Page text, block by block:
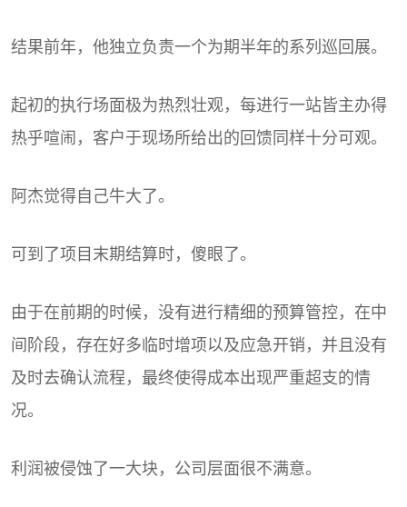
结果前年，他独立负责一个为期半年的系列巡回展。
起初的执行场面极为热烈壮观，每进行一站皆主办得
热乎喧闹，客户于现场所给出的回馈同样十分可观。
阿杰觉得自己牛大了。
可到了项目末期结算时，傻眼了。
由于在前期的时候，没有进行精细的预算管控，在中
间阶段，存在好多临时增项以及应急开销，并且没有
及时去确认流程，最终使得成本出现严重超支的情
况。
利润被侵蚀了一大块，公司层面很不满意。